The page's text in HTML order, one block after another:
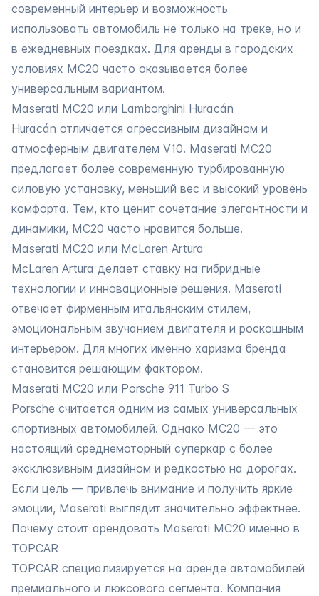
современный интерьер и возможность
использовать автомобиль не только на треке, но и
в ежедневных поездках. Для аренды в городских
условиях MC20 часто оказывается более
универсальным вариантом.
Maserati MC20 или Lamborghini Huracán
Huracán отличается агрессивным дизайном и
атмосферным двигателем V10. Maserati MC20
предлагает более современную турбированную
силовую установку, меньший вес и высокий уровень
комфорта. Тем, кто ценит сочетание элегантности и
динамики, MC20 часто нравится больше.
Maserati MC20 или McLaren Artura
McLaren Artura делает ставку на гибридные
технологии и инновационные решения. Maserati
отвечает фирменным итальянским стилем,
эмоциональным звучанием двигателя и роскошным
интерьером. Для многих именно харизма бренда
становится решающим фактором.
Maserati MC20 или Porsche 911 Turbo S
Porsche считается одним из самых универсальных
спортивных автомобилей. Однако MC20 — это
настоящий среднемоторный суперкар с более
эксклюзивным дизайном и редкостью на дорогах.
Если цель — привлечь внимание и получить яркие
эмоции, Maserati выглядит значительно эффектнее.
Почему стоит арендовать Maserati MC20 именно в
TOPCAR
TOPCAR специализируется на аренде автомобилей
премиального и люксового сегмента. Компания